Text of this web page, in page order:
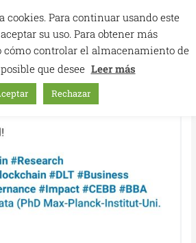
cookies. Para continuar usando este
su uso. Para obtener más
controlar el almacenamiento de
que desee Leer más
Rechazar